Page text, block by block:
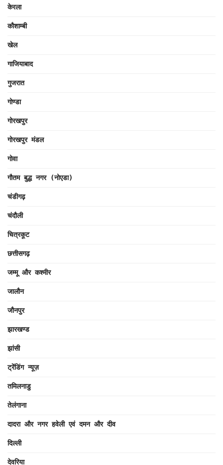
केरला
कौशाम्बी
खेल
गाजियाबाद
गुजरात
गोण्डा
गोरखपुर
गोरखपुर मंडल
गोवा
गौतम बुद्ध नगर (नोएडा)
चंडीगढ़
चंदौली
चित्रकूट
छत्तीसगढ़
जम्मू और कश्मीर
जालौन
जौनपुर
झारखण्ड
झांसी
ट्रेंडिंग न्यूज़
तमिलनाडु
तेलंगाना
दादरा और नगर हवेली एवं दमन और दीव
दिल्ली
देवरिया